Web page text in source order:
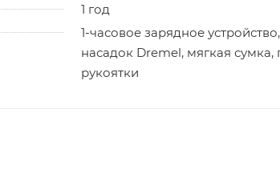
1 год
1-часовое зарядное
насадок Dremel, мягкая сумка,
рукоятки